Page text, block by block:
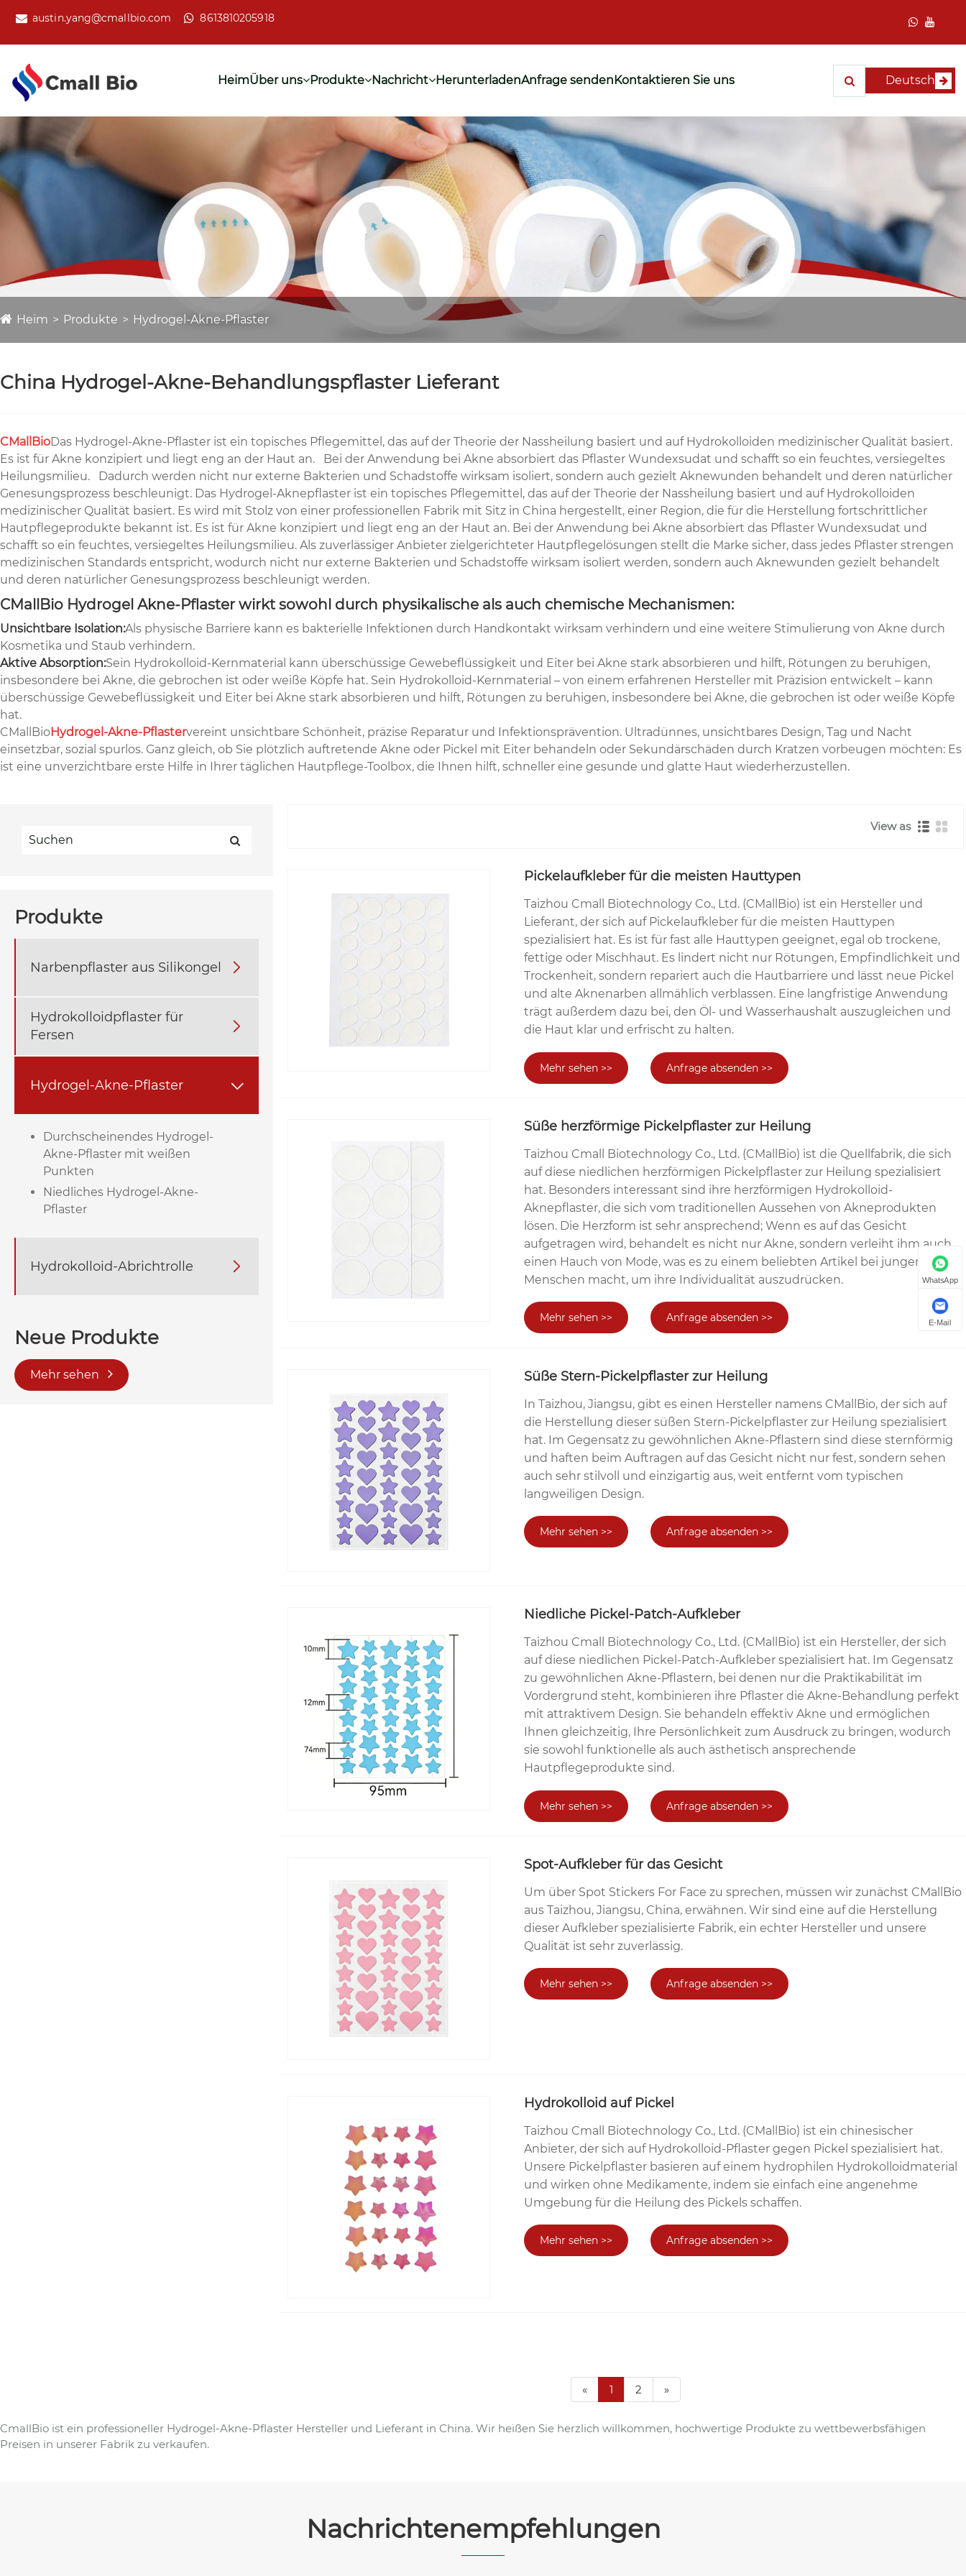
austin.yang@cmallbio.com 8613810205918
HeimÜber uns Produkte Nachricht HerunterladenAnfrage sendenKontaktieren Sie uns Deutsch
Heim Produkte Hydrogel-Akne-Pflaster
China Hydrogel-Akne-Behandlungspflaster Lieferant
CMallBioDas Hydrogel-Akne-Pflaster ist ein topisches Pflegemittel, das auf der Theorie der Nassheilung basiert und auf Hydrokolloiden medizinischer Qualität basiert.
Es ist für Akne konzipiert und liegt eng an der Haut an. Bei der Anwendung bei Akne absorbiert das Pflaster Wundexsudat und schafft so ein feuchtes, versiegeltes
Heilungsmilieu. Dadurch werden nicht nur externe Bakterien und Schadstoffe wirksam isoliert, sondern auch gezielt Aknewunden behandelt und deren natürlicher
Genesungsprozess beschleunigt. Das Hydrogel-Aknepflaster ist ein topisches Pflegemittel, das auf der Theorie der Nassheilung basiert und auf Hydrokolloiden
medizinischer Qualität basiert. Es wird mit Stolz von einer professionellen Fabrik mit Sitz in China hergestellt, einer Region, die für die Herstellung fortschrittlicher
Hautpflegeprodukte bekannt ist. Es ist für Akne konzipiert und liegt eng an der Haut an. Bei der Anwendung bei Akne absorbiert das Pflaster Wundexsudat und
schafft so ein feuchtes, versiegeltes Heilungsmilieu. Als zuverlässiger Anbieter zielgerichteter Hautpflegelösungen stellt die Marke sicher, dass jedes Pflaster strengen
medizinischen Standards entspricht, wodurch nicht nur externe Bakterien und Schadstoffe wirksam isoliert werden, sondern auch Aknewunden gezielt behandelt
und deren natürlicher Genesungsprozess beschleunigt werden.
CMallBio Hydrogel Akne-Pflaster wirkt sowohl durch physikalische als auch chemische Mechanismen:
Unsichtbare Isolation:Als physische Barriere kann es bakterielle Infektionen durch Handkontakt wirksam verhindern und eine weitere Stimulierung von Akne durch
Kosmetika und Staub verhindern.
Aktive Absorption:Sein Hydrokolloid-Kernmaterial kann überschüssige Gewebeflüssigkeit und Eiter bei Akne stark absorbieren und hilft, Rötungen zu beruhigen,
insbesondere bei Akne, die gebrochen ist oder weiße Köpfe hat. Sein Hydrokolloid-Kernmaterial – von einem erfahrenen Hersteller mit Präzision entwickelt – kann
überschüssige Gewebeflüssigkeit und Eiter bei Akne stark absorbieren und hilft, Rötungen zu beruhigen, insbesondere bei Akne, die gebrochen ist oder weiße Köpfe
hat.
CMallBioHydrogel-Akne-Pflastervereint unsichtbare Schönheit, präzise Reparatur und Infektionsprävention. Ultradünnes, unsichtbares Design, Tag und Nacht
einsetzbar, sozial spurlos. Ganz gleich, ob Sie plötzlich auftretende Akne oder Pickel mit Eiter behandeln oder Sekundärschäden durch Kratzen vorbeugen möchten: Es
ist eine unverzichtbare erste Hilfe in Ihrer täglichen Hautpflege-Toolbox, die Ihnen hilft, schneller eine gesunde und glatte Haut wiederherzustellen.
Produkte
Narbenpflaster aus Silikongel 
Hydrokolloidpflaster für
Fersen

Hydrogel-Akne-Pflaster 
Durchscheinendes Hydrogel-
Akne-Pflaster mit weißen
Punkten
Niedliches Hydrogel-Akne-
Pflaster
Hydrokolloid-Abrichtrolle 
Neue Produkte
Mehr sehen
View as
Pickelaufkleber für die meisten Hauttypen
Taizhou Cmall Biotechnology Co., Ltd. (CMallBio) ist ein Hersteller und
Lieferant, der sich auf Pickelaufkleber für die meisten Hauttypen
spezialisiert hat. Es ist für fast alle Hauttypen geeignet, egal ob trockene,
fettige oder Mischhaut. Es lindert nicht nur Rötungen, Empfindlichkeit und
Trockenheit, sondern repariert auch die Hautbarriere und lässt neue Pickel
und alte Aknenarben allmählich verblassen. Eine langfristige Anwendung
trägt außerdem dazu bei, den Öl- und Wasserhaushalt auszugleichen und
die Haut klar und erfrischt zu halten.
Mehr sehen >> Anfrage absenden >>
Süße herzförmige Pickelpflaster zur Heilung
Taizhou Cmall Biotechnology Co., Ltd. (CMallBio) ist die Quellfabrik, die sich
auf diese niedlichen herzförmigen Pickelpflaster zur Heilung spezialisiert
hat. Besonders interessant sind ihre herzförmigen Hydrokolloid-
Aknepflaster, die sich vom traditionellen Aussehen von Akneprodukten
lösen. Die Herzform ist sehr ansprechend; Wenn es auf das Gesicht
aufgetragen wird, behandelt es nicht nur Akne, sondern verleiht ihm auch
einen Hauch von Mode, was es zu einem beliebten Artikel bei jungen
Menschen macht, um ihre Individualität auszudrücken.
Mehr sehen >> Anfrage absenden >>
Süße Stern-Pickelpflaster zur Heilung
In Taizhou, Jiangsu, gibt es einen Hersteller namens CMallBio, der sich auf
die Herstellung dieser süßen Stern-Pickelpflaster zur Heilung spezialisiert
hat. Im Gegensatz zu gewöhnlichen Akne-Pflastern sind diese sternförmig
und haften beim Auftragen auf das Gesicht nicht nur fest, sondern sehen
auch sehr stilvoll und einzigartig aus, weit entfernt vom typischen
langweiligen Design.
Mehr sehen >> Anfrage absenden >>
Niedliche Pickel-Patch-Aufkleber
Taizhou Cmall Biotechnology Co., Ltd. (CMallBio) ist ein Hersteller, der sich
auf diese niedlichen Pickel-Patch-Aufkleber spezialisiert hat. Im Gegensatz
zu gewöhnlichen Akne-Pflastern, bei denen nur die Praktikabilität im
Vordergrund steht, kombinieren ihre Pflaster die Akne-Behandlung perfekt
mit attraktivem Design. Sie behandeln effektiv Akne und ermöglichen
Ihnen gleichzeitig, Ihre Persönlichkeit zum Ausdruck zu bringen, wodurch
sie sowohl funktionelle als auch ästhetisch ansprechende
Hautpflegeprodukte sind.
Mehr sehen >> Anfrage absenden >>
Spot-Aufkleber für das Gesicht
Um über Spot Stickers For Face zu sprechen, müssen wir zunächst CMallBio
aus Taizhou, Jiangsu, China, erwähnen. Wir sind eine auf die Herstellung
dieser Aufkleber spezialisierte Fabrik, ein echter Hersteller und unsere
Qualität ist sehr zuverlässig.
Mehr sehen >> Anfrage absenden >>
Hydrokolloid auf Pickel
Taizhou Cmall Biotechnology Co., Ltd. (CMallBio) ist ein chinesischer
Anbieter, der sich auf Hydrokolloid-Pflaster gegen Pickel spezialisiert hat.
Unsere Pickelpflaster basieren auf einem hydrophilen Hydrokolloidmaterial
und wirken ohne Medikamente, indem sie einfach eine angenehme
Umgebung für die Heilung des Pickels schaffen.
Mehr sehen >> Anfrage absenden >>
« 1 2 »
CmallBio ist ein professioneller Hydrogel-Akne-Pflaster Hersteller und Lieferant in China. Wir heißen Sie herzlich willkommen, hochwertige Produkte zu wettbewerbsfähigen
Preisen in unserer Fabrik zu verkaufen.
Nachrichtenempfehlungen
WhatsApp
E-Mail